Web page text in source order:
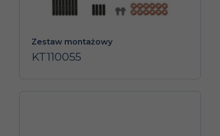
Zestaw montażowy
KT110055